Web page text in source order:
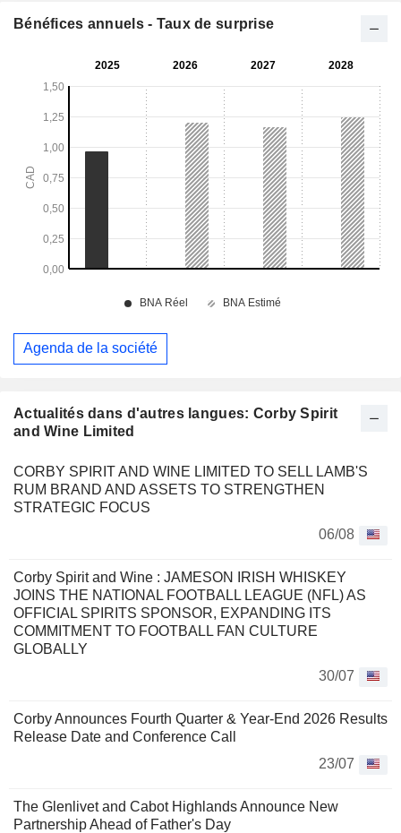
Actualités dans d'autres langues: Corby Spirit
and Wine Limited
CORBY SPIRIT AND WINE LIMITED TO SELL LAMB'S
RUM BRAND AND ASSETS TO STRENGTHEN
STRATEGIC FOCUS
06/08
Corby Spirit and Wine : JAMESON IRISH WHISKEY
JOINS THE NATIONAL FOOTBALL LEAGUE (NFL) AS
OFFICIAL SPIRITS SPONSOR, EXPANDING ITS
COMMITMENT TO FOOTBALL FAN CULTURE
GLOBALLY
30/07
Corby Announces Fourth Quarter & Year-End 2026 Results
Release Date and Conference Call
23/07
The Glenlivet and Cabot Highlands Announce New
Partnership Ahead of Father's Day
Bénéfices annuels - Taux de surprise
Agenda de la société